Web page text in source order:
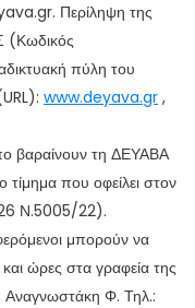
Περίληψη της
(Κωδικός
πύλη του
URL): www.deyava.gr ,
βαραίνουν τη ΔΕΥΑΒΑ
τίμημα που οφείλει στον
Ν.5005/22).
μπορούν να
ώρες στα γραφεία της
Αναγνωστάκη Φ. Τηλ.: